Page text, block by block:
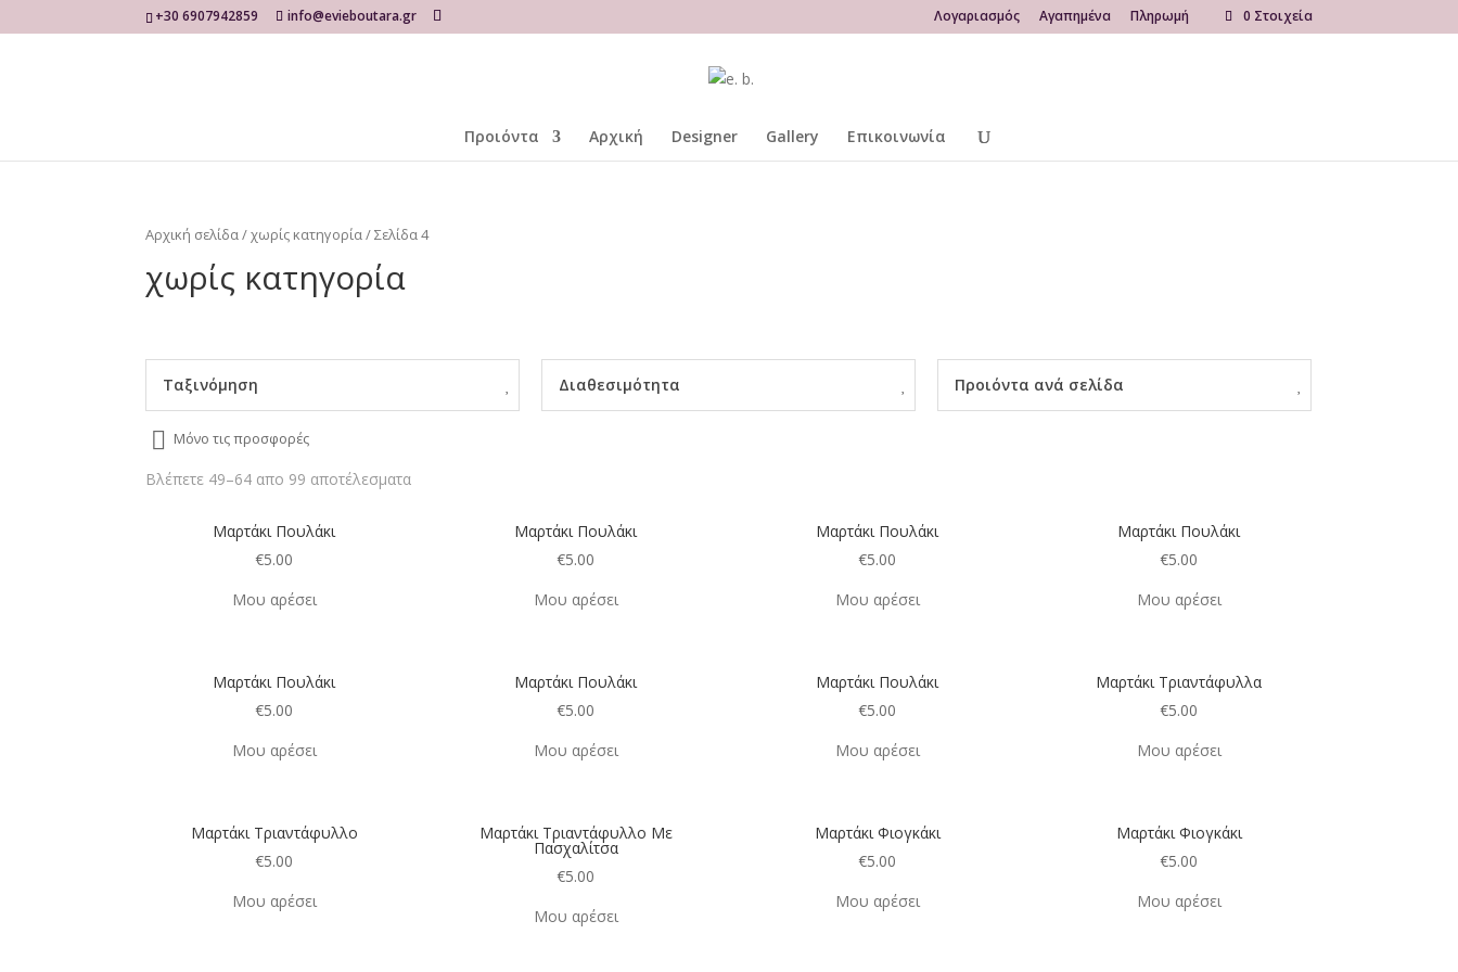
+30 6907942859 info@evieboutara.gr Λογαριασμός Αγαπημένα Πληρωμή 0 Στοιχεία
Προιόντα Αρχική Designer Gallery Επικοινωνία
Αρχική σελίδα/χωρίς κατηγορία/ Σελίδα 4
χωρίς κατηγορία
Ταξινόμηση Διαθεσιμότητα Προιόντα ανά σελίδα
Μόνο τις προσφορές
Βλέπετε 49–64 απο 99 αποτέλεσματα
Μαρτάκι Πουλάκι
€5.00
Μου αρέσει
Μαρτάκι Πουλάκι
€5.00
Μου αρέσει
Μαρτάκι Πουλάκι
€5.00
Μου αρέσει
Μαρτάκι Πουλάκι
€5.00
Μου αρέσει
Μαρτάκι Πουλάκι
€5.00
Μου αρέσει
Μαρτάκι Πουλάκι
€5.00
Μου αρέσει
Μαρτάκι Πουλάκι
€5.00
Μου αρέσει
Μαρτάκι Τριαντάφυλλα
€5.00
Μου αρέσει
Μαρτάκι Τριαντάφυλλο
€5.00
Μου αρέσει
Μαρτάκι Τριαντάφυλλο Με
Πασχαλίτσα
€5.00
Μου αρέσει
Μαρτάκι Φιογκάκι
€5.00
Μου αρέσει
Μαρτάκι Φιογκάκι
€5.00
Μου αρέσει